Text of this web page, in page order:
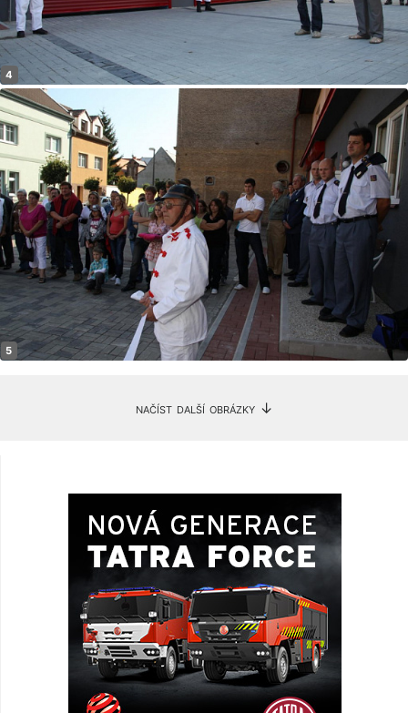
načíst další obrázky ↓